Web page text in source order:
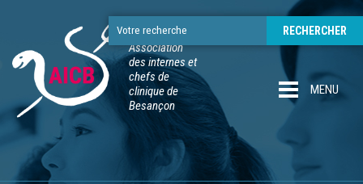
Association
des internes et
chefs de
clinique de
Besançon
MENU